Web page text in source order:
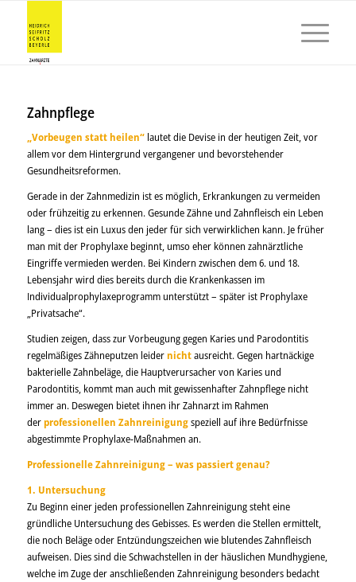
Zahnpflege
„Vorbeugen statt heilen“lautet die Devise in der heutigen Zeit, vor
allem vor dem Hintergrund vergangener und bevorstehender
Gesundheitsreformen.
Gerade in der Zahnmedizin ist es möglich, Erkrankungen zu vermeiden
oder frühzeitig zu erkennen. Gesunde Zähne und Zahnfleisch ein Leben
lang – dies ist ein Luxus den jeder für sich verwirklichen kann. Je früher
man mit der Prophylaxe beginnt, umso eher können zahnärztliche
Eingriffe vermieden werden. Bei Kindern zwischen dem 6. und 18.
Lebensjahr wird dies bereits durch die Krankenkassen im
Individualprophylaxeprogramm unterstützt – später ist Prophylaxe
„Privatsache“.
Studien zeigen, dass zur Vorbeugung gegen Karies und Parodontitis
regelmäßiges Zähneputzen leidernichtausreicht. Gegen hartnäckige
bakterielle Zahnbeläge, die Hauptverursacher von Karies und
Parodontitis, kommt man auch mit gewissenhafter Zahnpflege nicht
immer an. Deswegen bietet ihnen ihr Zahnarzt im Rahmen
derprofessionellen Zahnreinigungspeziell auf ihre Bedürfnisse
abgestimmte Prophylaxe-Maßnahmen an.
Professionelle Zahnreinigung – was passiert genau?
1. Untersuchung
Zu Beginn einer jeden professionellen Zahnreinigung steht eine
gründliche Untersuchung des Gebisses. Es werden die Stellen ermittelt,
die noch Beläge oder Entzündungszeichen wie blutendes Zahnfleisch
aufweisen. Dies sind die Schwachstellen in der häuslichen Mundhygiene,
welche im Zuge der anschließenden Zahnreinigung besonders bedacht